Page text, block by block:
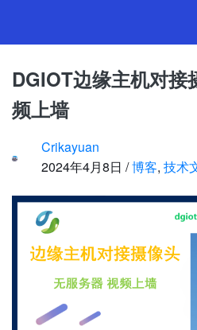
DGIOT边
像头无服务
DGIOT边缘主机对接
频上墙
Crikayuan
2024年4月8日 /博客,技术